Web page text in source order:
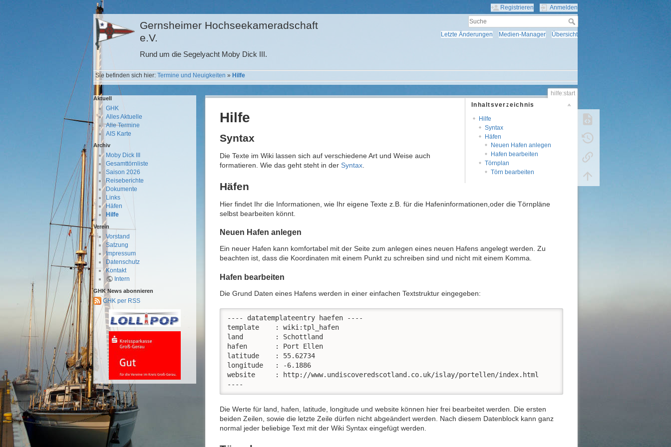
Gernsheimer Hochseekameradschaft
e.V.
Rund um die Segelyacht Moby Dick III.
Registrieren Anmelden
Letzte Änderungen Medien-Manager Übersicht
Sie befinden sich hier:Termine und Neuigkeiten » Hilfe
Aktuell
GHK
Alles Aktuelle
Alle Termine
AIS Karte
Archiv
Moby Dick III
Gesamttörnliste
Saison 2026
Reiseberichte
Dokumente
Links
Häfen
Hilfe
Verein
Vorstand
Satzung
Impressum
Datenschutz
Kontakt
Intern
GHK News abonnieren
GHK per RSS
hilfe:start
Inhaltsverzeichnis
Hilfe
Syntax
Häfen
Neuen Hafen anlegen
Hafen bearbeiten
Törnplan
Törn bearbeiten
Hilfe
Syntax
Die Texte im Wiki lassen sich auf verschiedene Art und Weise auch
formatieren. Wie das geht steht in der Syntax
Häfen
Hier findet Ihr die Informationen, wie Ihr eigene Texte z.B. für die Hafeninformationen,oder die Törnpläne
selbst bearbeiten könnt.
Neuen Hafen anlegen
Ein neuer Hafen kann komfortabel mit der Seite zum anlegen eines neuen Hafens angelegt werden. Zu
beachten ist, dass die Koordinaten mit einem Punkt zu schreiben sind und nicht mit einem Komma.
Hafen bearbeiten
Die Grund Daten eines Hafens werden in einer einfachen Textstruktur eingegeben:
---- datatemplateentry haefen ----
template    : wiki:tpl_hafen
land        : Schottland
hafen       : Port Ellen
latitude    : 55.62734
longitude   : -6.1886
website     : http://www.undiscoveredscotland.co.uk/islay/portellen/index.html
----
Die Werte für land, hafen, latitude, longitude und website können hier frei bearbeitet werden. Die ersten
beiden Zeilen, sowie die letzte Zeile dürfen nicht abgeändert werden. Nach diesem Datenblock kann ganz
normal jeder beliebige Text mit der Wiki Syntax eingefügt werden.